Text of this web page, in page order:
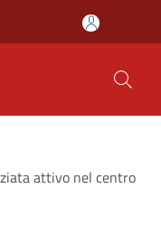
attivo nel centro